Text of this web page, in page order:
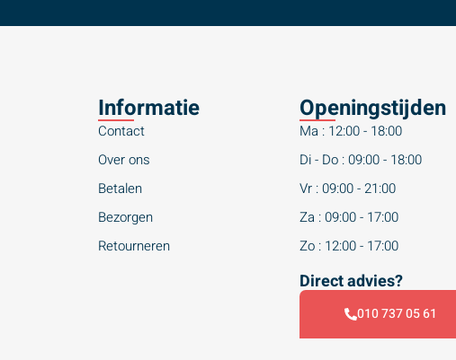
Informatie
Contact
Over ons
Betalen
Bezorgen
Retourneren
Openingstijden
Ma : 12:00 - 18:00
Di - Do : 09:00 - 18:00
Vr : 09:00 - 21:00
Za : 09:00 - 17:00
Zo : 12:00 - 17:00
Direct advies?
010 737 05 61